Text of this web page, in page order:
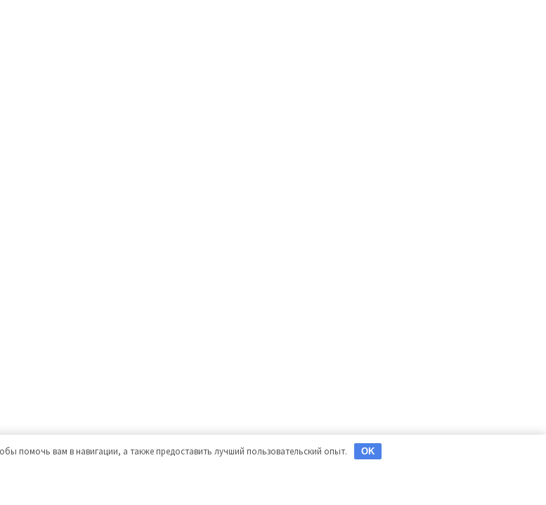
помочь вам в навигации, а также предоставить лучший пользовательский опыт. OK